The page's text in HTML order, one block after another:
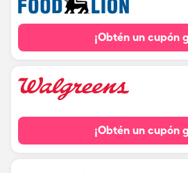
¡Obtén un cupón
¡Obtén un cupón